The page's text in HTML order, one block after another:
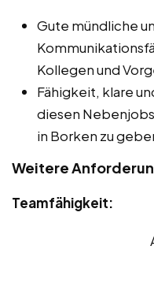
Gute mündliche
Kollegen und
Fähigkeit, klare
diesen
in Borken zu
Weitere
Teamfähigkeit: